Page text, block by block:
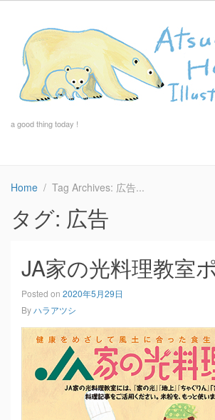
a good thing today !
Home Tag Archives: 広告
タグ: 広告
JA家の光料理教室
Posted on 2020年5月29日
Byハラアツシ